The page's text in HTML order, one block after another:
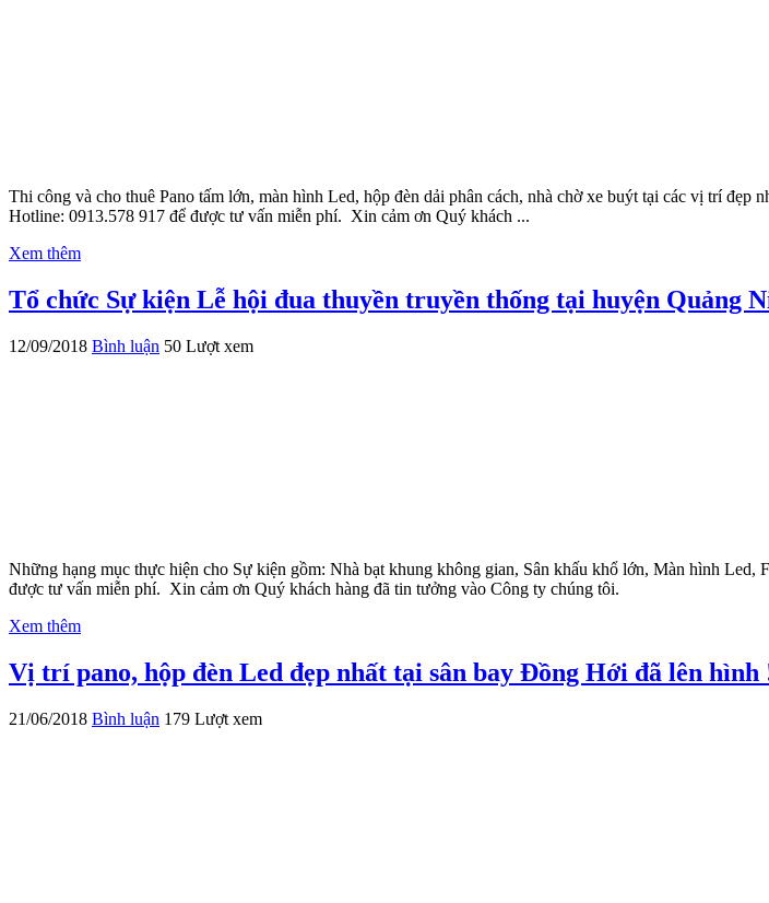
Thi công và cho thuê Pano tấm lớn, màn hình Led, hộp đèn dải phân cách, nhà chờ xe buýt tại các vị trí
Hotline: 0913.578 917 để được tư vấn miễn phí. Xin cảm ơn Quý khách ...
Xem thêm
Tổ chức Sự kiện Lễ hội đua thuyền truyền thống tại huyện Quảng
12/09/2018 Bình luận 50 Lượt xem
Những hạng mục thực hiện cho Sự kiện gồm: Nhà bạt khung không gian, Sân khấu khổ lớn, Màn hình
được tư vấn miễn phí. Xin cảm ơn Quý khách hàng đã tin tưởng vào Công ty chúng tôi.
Xem thêm
Vị trí pano, hộp đèn Led đẹp nhất tại sân bay Đồng Hới đã lên hình
21/06/2018 Bình luận 179 Lượt xem